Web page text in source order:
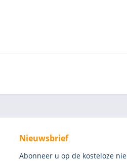
Nieuwsbrief
Abonneer u op de kosteloze